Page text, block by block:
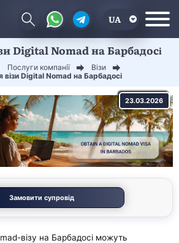
UA
EN
Digital Nomad на Барбадосі
Послуги компанії
Візи
візи Digital Nomad на Барбадосі
23.03.2026
Замовити супровід
візу на Барбадосі можуть